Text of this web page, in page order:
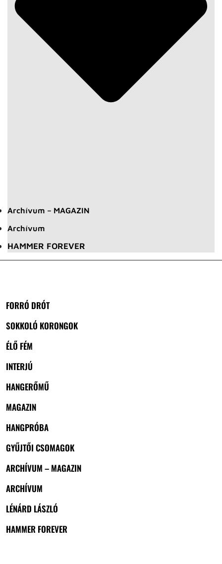
Archívum – MAGAZIN
Archívum
HAMMER FOREVER
FORRÓ DRÓT
SOKKOLÓ KORONGOK
ÉLŐ FÉM
INTERJÚ
HANGERŐMŰ
MAGAZIN
HANGPRÓBA
GYŰJTŐI CSOMAGOK
ARCHÍVUM – MAGAZIN
ARCHÍVUM
LÉNÁRD LÁSZLÓ
HAMMER FOREVER